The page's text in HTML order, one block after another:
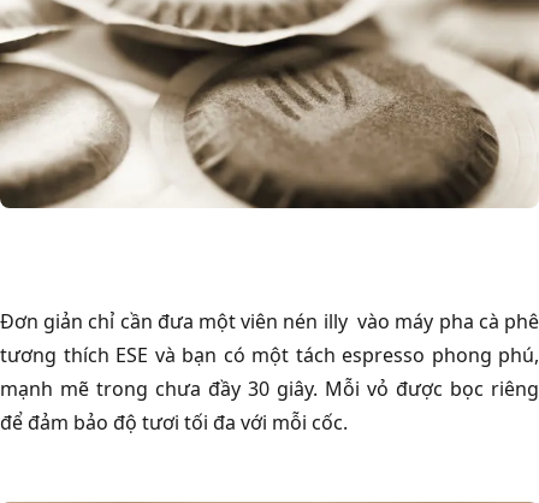
Đơn giản chỉ cần đưa một viên nén illy vào máy pha cà phê
tương thích ESE và bạn có một tách espresso phong phú,
mạnh mẽ trong chưa đầy 30 giây. Mỗi vỏ được bọc riêng
để đảm bảo độ tươi tối đa với mỗi cốc.